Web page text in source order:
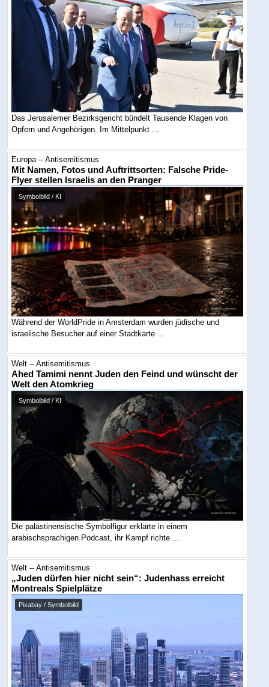
Das Jerusalemer Bezirksgericht bündelt Tausende Klagen von
Opfern und Angehörigen. Im Mittelpunkt ...
Europa -- Antisemitismus
Mit Namen, Fotos und Auftrittsorten: Falsche Pride-
Flyer stellen Israelis an den Pranger
Symbolbild / KI
Während der WorldPride in Amsterdam wurden jüdische und
israelische Besucher auf einer Stadtkarte ...
Welt -- Antisemitismus
Ahed Tamimi nennt Juden den Feind und wünscht der
Welt den Atomkrieg
Symbolbild / KI
Die palästinensische Symbolfigur erklärte in einem
arabischsprachigen Podcast, ihr Kampf richte ...
Welt -- Antisemitismus
„Juden dürfen hier nicht sein“: Judenhass erreicht
Montreals Spielplätze
Pixabay / Symbolbild